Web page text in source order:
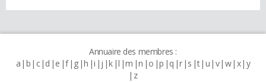
Annuaire des membres :
a b c d e f g h i j k l m n o p q r s t u v w x y
z